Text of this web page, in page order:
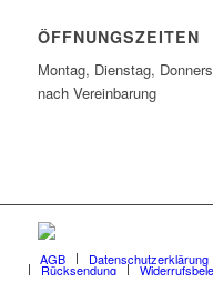
ÖFFNUNGSZEITEN
Montag, Dienstag,
nach Vereinbarung
AGB Datenschutzerklärung
Rücksendung